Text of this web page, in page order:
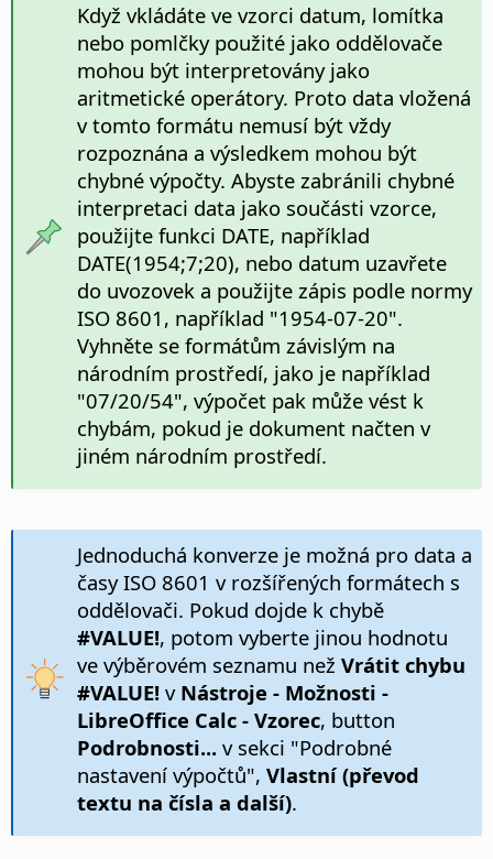
Když vkládáte ve vzorci datum, lomítka
nebo pomlčky použité jako oddělovače
mohou být interpretovány jako
aritmetické operátory. Proto data vložená
v tomto formátu nemusí být vždy
rozpoznána a výsledkem mohou být
chybné výpočty. Abyste zabránili chybné
interpretaci data jako součásti vzorce,
použijte funkci DATE, například
DATE(1954;7;20), nebo datum uzavřete
do uvozovek a použijte zápis podle normy
ISO 8601, například "1954-07-20".
Vyhněte se formátům závislým na
národním prostředí, jako je například
"07/20/54", výpočet pak může vést k
chybám, pokud je dokument načten v
jiném národním prostředí.
Jednoduchá konverze je možná pro data a
časy ISO 8601 v rozšířených formátech s
oddělovači. Pokud dojde k chybě
#VALUE!, potom vyberte jinou hodnotu
ve výběrovém seznamu než Vrátit chybu
#VALUE!v Nástroje - Možnosti -
LibreOffice Calc - Vzorec, button
Podrobnosti...v sekci "Podrobné
nastavení výpočtů", Vlastní (převod
textu na čísla a další).